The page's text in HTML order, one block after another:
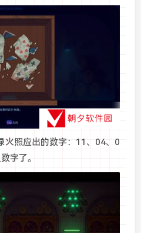
火照应出的数字：11、04、0
字了。